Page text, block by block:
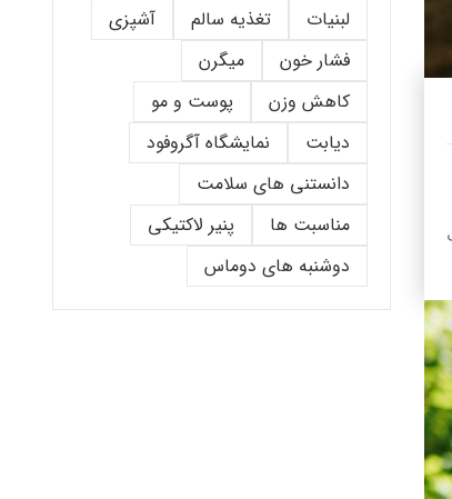
لبنیات
تغذیه سالم
آشپزی
فشار خون
میگرن
کاهش وزن
پوست و مو
دیابت
نمایشگاه آگروفود
دانستنی های سلامت
مناسبت ها
پنیر لاکتیکی
دوشنبه های دوماس